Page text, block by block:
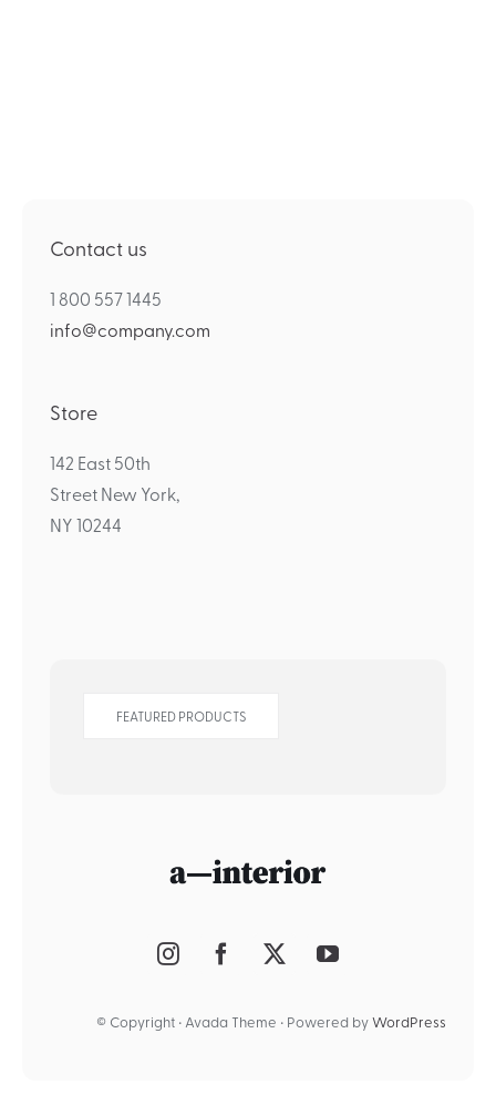
Contact us
1 800 557 1445
info@company.com
Store
142 East 50th
Street New York,
NY 10244
FEATURED PRODUCTS
© Copyright • Avada Theme • Powered byWordPress